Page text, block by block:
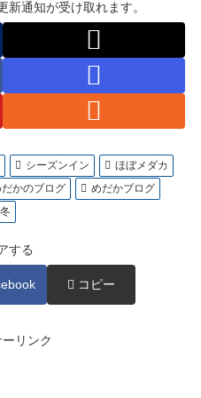
新通知が受け取れます。
シーズンイン
ほぼメダカ
だかのブログ
めだかブログ
する
コピー
リンク